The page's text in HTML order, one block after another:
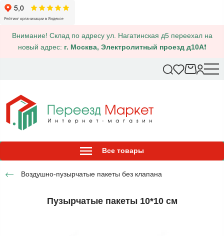
Внимание! Склад по адресу ул. Нагатинская д5 переехал на
новый адрес: г. Москва, Электролитный проезд д10А❗
Все товары
Воздушно-пузырчатые пакеты без клапана
Пузырчатые пакеты 10*10 см